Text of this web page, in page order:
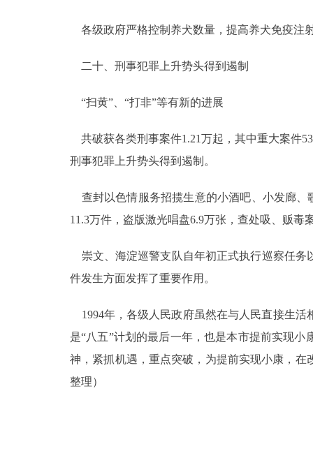
各级政府严格控制养犬数量，提高养犬免疫注
二十、刑事犯罪上升势头得到遏制
“扫黄”、“打非”等有新的进展
共破获各类刑事案件1.21万起，其中重大案件
刑事犯罪上升势头得到遏制。
查封以色情服务招揽生意的小酒吧、小发廊、
11.3万件，盗版激光唱盘6.9万张，查处吸、贩
崇文、海淀巡警支队自年初正式执行巡察任务
件发生方面发挥了重要作用。
1994年，各级人民政府虽然在与人民直接生活
是“八五”计划的最后一年，也是本市提前实现
神，紧抓机遇，重点突破，为提前实现小康，
整理）